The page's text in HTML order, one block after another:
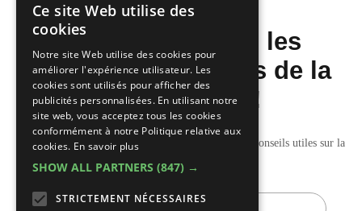
Ne manquez pas les
dernières nouvelles de la
construction!
Recevez nos mises à jour hebdomadaires pleines de conseils utiles sur la
construction et la rénovation.
E-
Ce site Web utilise des
cookies
Notre site Web utilise des cookies pour
améliorer l'expérience utilisateur. Les
cookies sont utilisés pour afficher des
publicités personnalisées. En utilisant notre
site web, vous acceptez tous les cookies
conformément à notre Politique relative aux
cookies. En savoir plus
SHOW ALL PARTNERS (847) →
STRICTEMENT NÉCESSAIRES